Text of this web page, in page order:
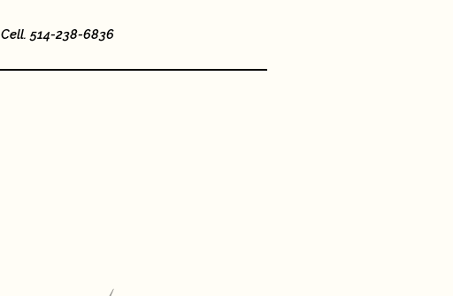
Cell. 514-238-6836